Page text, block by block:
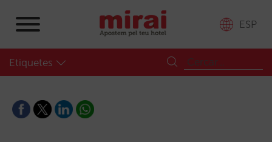
ESP
Etiquetes